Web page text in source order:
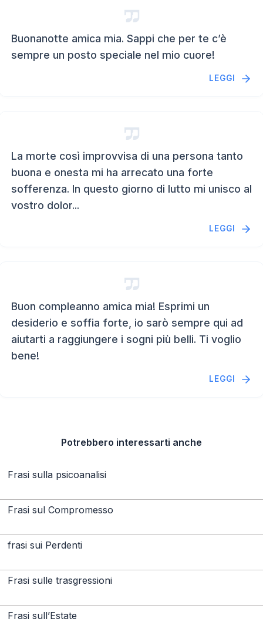
Buonanotte amica mia. Sappi che per te c’è
sempre un posto speciale nel mio cuore!
LEGGI
La morte così improvvisa di una persona tanto
buona e onesta mi ha arrecato una forte
sofferenza. In questo giorno di lutto mi unisco al
vostro dolor...
LEGGI
Buon compleanno amica mia! Esprimi un
desiderio e soffia forte, io sarò sempre qui ad
aiutarti a raggiungere i sogni più belli. Ti voglio
bene!
LEGGI
Potrebbero interessarti anche
Frasi sulla psicoanalisi
Frasi sul Compromesso
frasi sui Perdenti
Frasi sulle trasgressioni
Frasi sull’Estate